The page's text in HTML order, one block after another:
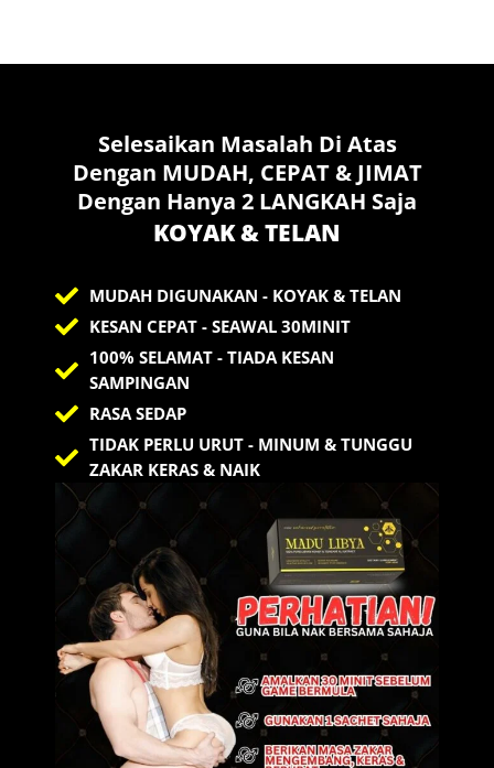
Selesaikan Masalah Di Atas
Dengan MUDAH, CEPAT & JIMAT
Dengan Hanya 2 LANGKAH Saja
KOYAK & TELAN
MUDAH DIGUNAKAN - KOYAK & TELAN
KESAN CEPAT -SEAWAL 30MINIT
100% SELAMAT - TIADA KESAN
SAMPINGAN
RASA SEDAP
TIDAK PERLU URUT - MINUM & TUNGGU
ZAKAR KERAS & NAIK